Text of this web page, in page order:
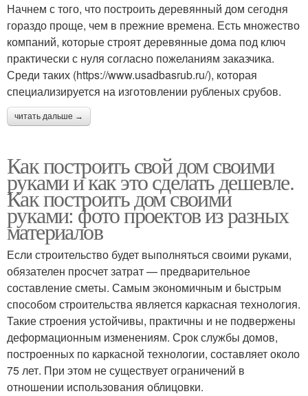
Начнем с того, что построить деревянный дом сегодня
гораздо проще, чем в прежние времена. Есть множество
компаний, которые строят деревянные дома под ключ
практически с нуля согласно пожеланиям заказчика.
Среди таких (https://www.usadbasrub.ru/), которая
специализируется на изготовлении рубленых срубов.
читать дальше →
Как построить свой дом своими
руками и как это сделать дешевле.
Как построить дом своими
руками: фото проектов из разных
материалов
Если строительство будет выполняться своими руками,
обязателен просчет затрат — предварительное
составление сметы. Самым экономичным и быстрым
способом строительства является каркасная технология.
Такие строения устойчивы, практичны и не подвержены
деформационным изменениям. Срок службы домов,
построенных по каркасной технологии, составляет около
75 лет. При этом не существует ограничений в
отношении использования облицовки.